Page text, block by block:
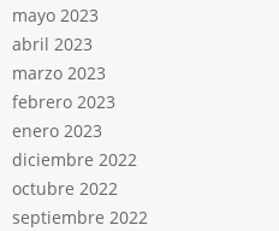
mayo 2023
abril 2023
marzo 2023
febrero 2023
enero 2023
diciembre 2022
octubre 2022
septiembre 2022